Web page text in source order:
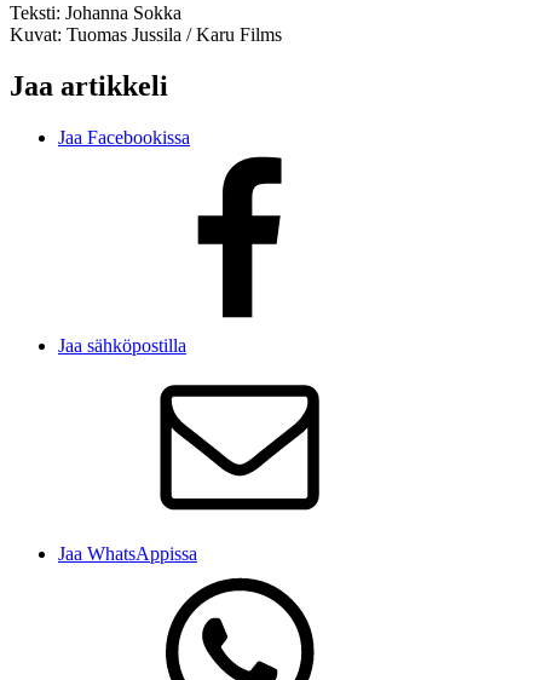
Teksti: Johanna Sokka
Kuvat: Tuomas Jussila / Karu Films
Jaa artikkeli
Jaa Facebookissa
Jaa sähköpostilla
Jaa WhatsAppissa